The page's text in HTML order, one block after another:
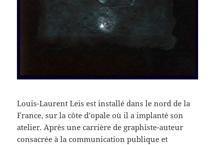
Louis-Laurent Leis est installé dans le nord de la
France, sur la côte d’opale où il a implanté son
atelier. Après une carrière de graphiste-auteur
consacrée à la communication publique et